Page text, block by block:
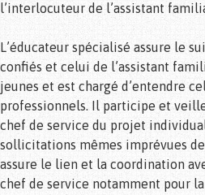
l’interlocuteur de l’assistant
L’éducateur spécialisé assure le
confiés et celui de l’assistant
jeunes et est chargé d’entendre
professionnels. Il participe et
chef de service du projet
sollicitations mêmes imprévues
assure le lien et la coordination
chef de service notamment pour